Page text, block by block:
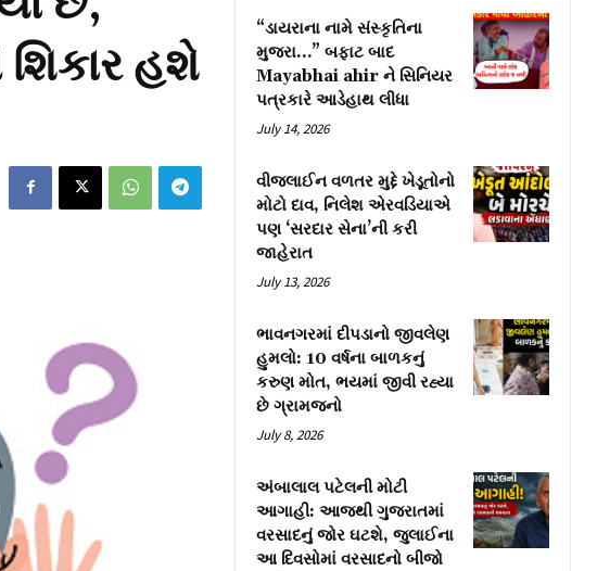
શિકાર હશે
“ડાયરાના નામે સંસ્કૃતિના
મુજરા…” બફાટ બાદ
Mayabhai ahir ને સિનિયર
પત્રકારે આડેહાથ લીધા
July 14, 2026
વીજલાઈન વળતર મુદ્દે ખેડૂતોનો
મોટો દાવ, નિલેશ એરવડિયાએ
પણ ‘સરદાર સેના’ની કરી
જાહેરાત
July 13, 2026
ભાવનગરમાં દીપડાનો જીવલેણ
હુમલો: 10 વર્ષના બાળકનું
કરુણ મોત, ભયમાં જીવી રહ્યા
છે ગ્રામજનો
July 8, 2026
અંબાલાલ પટેલની મોટી
આગાહી: આજથી ગુજરાતમાં
વરસાદનું જોર ઘટશે, જુલાઈના
આ દિવસોમાં વરસાદનો બીજો